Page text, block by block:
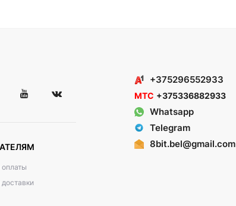
+375296552933
МТС +375336882933
Whatsapp
Telegram
8bit.bel@gmail.com